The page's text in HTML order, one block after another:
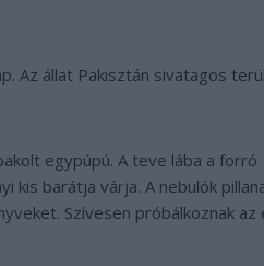
Az állat Pakisztán sivatagos
egypúpú. A teve lába a forró
kis barátja várja. A nebulók
Szívesen próbálkoznak az